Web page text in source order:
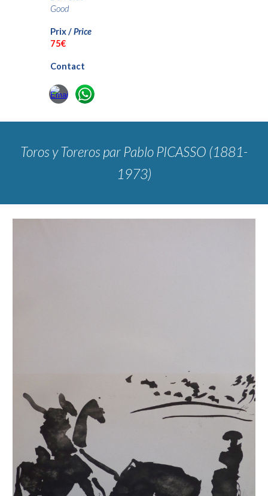
Good
Prix /Price
75€
Contact
Toros y Torerospar Pablo PICASSO (1881-
1973)